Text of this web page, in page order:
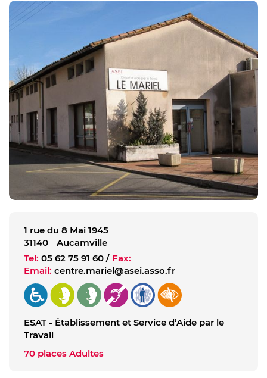
1 rue du 8 Mai 1945
31140
Aucamville
Tel: 05 62 75 91 60 / Fax:
Email: centre.mariel@asei.asso.fr
ESAT - Établissement et Service d’Aide par le
Travail
70 places Adultes